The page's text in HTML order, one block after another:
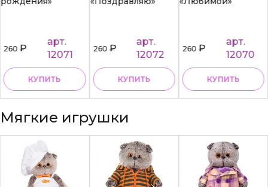
260₽
арт.
12071
КУПИТЬ
260₽
арт.
12072
КУПИТЬ
260₽
арт.
12070
КУПИТЬ
Мягкие игрушки